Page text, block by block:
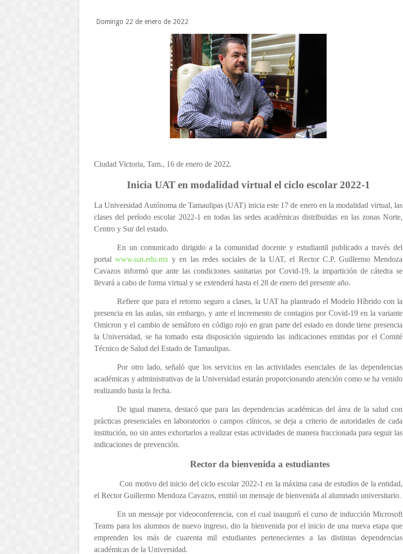
Domingo 22 de enero de 2022
Ciudad Victoria, Tam., 16 de enero de 2022.
Inicia UAT en modalidad virtual el ciclo escolar 2022-1
La Universidad Autónoma de Tamaulipas (UAT) inicia este 17 de enero en la modalidad virtual, las
clases del período escolar 2022-1 en todas las sedes académicas distribuidas en las zonas Norte,
Centro y Sur del estado.
En un comunicado dirigido a la comunidad docente y estudiantil publicado a través del
portalwww.uat.edu.mx y en las redes sociales de la UAT, el Rector C.P. Guillermo Mendoza
Cavazos informó que ante las condiciones sanitarias por Covid-19, la impartición de cátedra se
llevará a cabo de forma virtual y se extenderá hasta el 28 de enero del presente año.
Refiere que para el retorno seguro a clases, la UAT ha planteado el Modelo Híbrido con la
presencia en las aulas, sin embargo, y ante el incremento de contagios por Covid-19 en la variante
Omicron y el cambio de semáforo en código rojo en gran parte del estado en donde tiene presencia
la Universidad, se ha tomado esta disposición siguiendo las indicaciones emitidas por el Comité
Técnico de Salud del Estado de Tamaulipas.
Por otro lado, señaló que los servicios en las actividades esenciales de las dependencias
académicas y administrativas de la Universidad estarán proporcionando atención como se ha venido
realizando hasta la fecha.
De igual manera, destacó que para las dependencias académicas del área de la salud con
prácticas presenciales en laboratorios o campos clínicos, se deja a criterio de autoridades de cada
institución, no sin antes exhortarlos a realizar estas actividades de manera fraccionada para seguir las
indicaciones de prevención.
Rector da bienvenida a estudiantes
Con motivo del inicio del ciclo escolar 2022-1 en la máxima casa de estudios de la entidad,
el Rector Guillermo Mendoza Cavazos, emitió un mensaje de bienvenida al alumnado universitario.
En un mensaje por videoconferencia, con el cual inauguró el curso de inducción Microsoft
Teams para los alumnos de nuevo ingreso, dio la bienvenida por el inicio de una nueva etapa que
emprenden los más de cuarenta mil estudiantes pertenecientes a las distintas dependencias
académicas de la Universidad.